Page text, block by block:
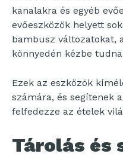
kanalakra és egyéb
evőeszközök helyett
bambusz változatokat,
könnyedén kézbe
Ezek az eszközök
számára, és segítenek
felfedezze az ételek
Tárolás és